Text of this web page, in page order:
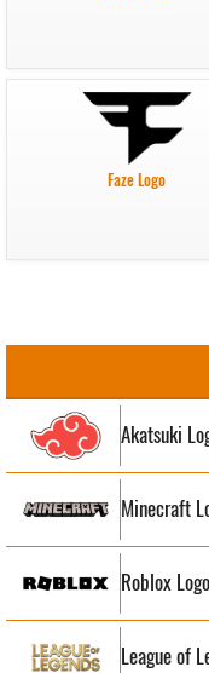
Faze Logo
Akatsuki
Minecraft
Roblox Logo
League of